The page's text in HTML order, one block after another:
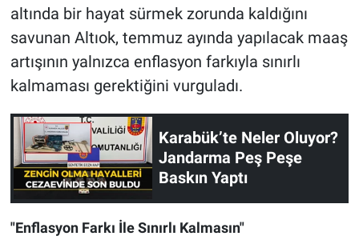
altında bir hayat sürmek zorunda kaldığını
savunan Altıok, temmuz ayında yapılacak maaş
artışının yalnızca enflasyon farkıyla sınırlı
kalmaması gerektiğini vurguladı.
Karabük’te Neler Oluyor?
Jandarma Peş Peşe
Baskın Yaptı
"Enflasyon Farkı İle Sınırlı Kalmasın"